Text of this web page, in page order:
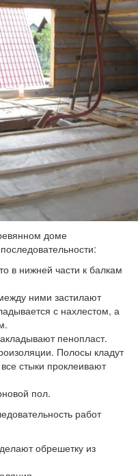
доме
в нижней части к балкам
ними застилают
с нахлестом, а
пенопласт.
Полосы кладут
стыки проклеивают
пол.
работ
обрешетку из